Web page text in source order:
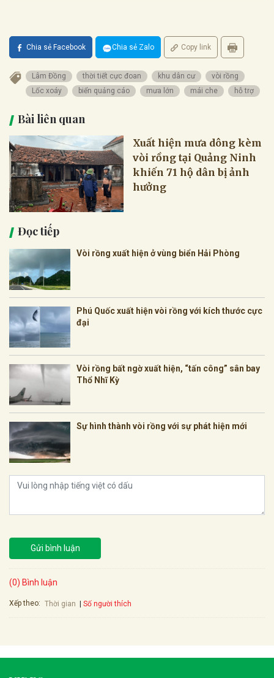
Chia sẻ Facebook Chia sẻ Zalo Copy link
Lâm Đồng thời tiết cực đoan khu dân cư
vòi rồng
Lốc xoáy
biển quảng cáo mưa lớn mái che hỗ trợ
Bài liên quan
Xuất hiện mưa dông kèm
vòi rồng tại Quảng Ninh
khiến 71 hộ dân bị ảnh
hưởng
Đọc tiếp
Vòi rồng xuất hiện ở vùng biển Hải Phòng
Phú Quốc xuất hiện vòi rồng với kích thước cực
đại
Vòi rồng bất ngờ xuất hiện, “tấn công” sân bay
Thổ Nhĩ Kỳ
Sự hình thành vòi rồng với sự phát hiện mới
Gửi bình luận
(0) Bình luận
Xếp theo: Thời gian Số người thích